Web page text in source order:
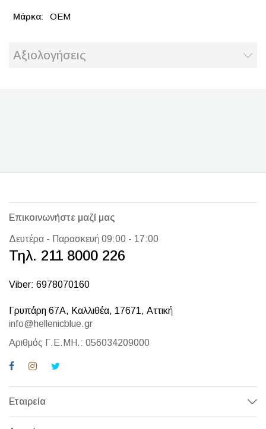
OEM
Αξιολογήσεις
Επικοινωνήστε μαζί μας
Δευτέρα - Παρασκευή 09:00 - 17:00
Τηλ. 211 8000 226
Viber: 6978070160
Γρυπάρη 67Α, Καλλιθέα, 17671, Αττική
info@hellenicblue.gr
Αριθμός Γ.Ε.ΜΗ.: 056034209000
Εταιρεία